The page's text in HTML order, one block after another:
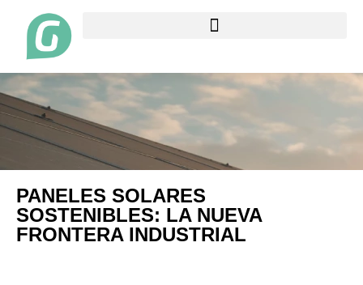
PANELES SOLARES
SOSTENIBLES: LA NUEVA
FRONTERA INDUSTRIAL